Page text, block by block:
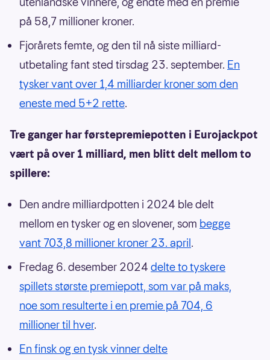
på 58,7 millioner kroner.
Fjorårets femte, og den til nå siste milliard-
utbetaling fant sted tirsdag 23. september. En
tysker vant over 1,4 milliarder kroner som den
eneste med 5+2 rette.
Tre ganger har førstepremiepotten i Eurojackpot
vært på over 1 milliard, men blitt delt mellom to
spillere:
Den andre milliardpotten i 2024 ble delt
mellom en tysker og en slovener, som begge
vant 703,8 millioner kroner 23. april.
Fredag 6. desember 2024 delte to tyskere
spillets største premiepott, som var på maks,
noe som resulterte i en premie på 704, 6
millioner til hver.
En finsk og en tysk vinner delte